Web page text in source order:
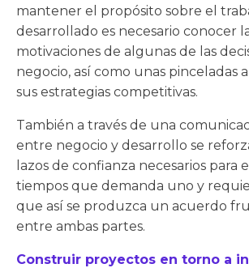
mantener el propósito sobre el
desarrollado es necesario conocer
motivaciones de algunas de las
negocio, así como unas pinceladas
sus estrategias competitivas.
También a través de una
entre negocio y desarrollo se
lazos de confianza necesarios para
tiempos que demanda uno y
que así se produzca un acuerdo
entre ambas partes.
Construir proyectos en torno a